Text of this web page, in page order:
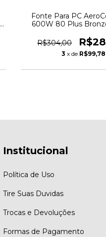
Fonte Para PC
600W 80 Plus
R$304,00
3 x de R$99,78
Institucional
Política de Uso
Tire Suas Duvidas
Trocas e Devoluções
Formas de Pagamento